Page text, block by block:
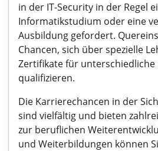
in der IT-Security in der Regel
Informatikstudium oder eine
Ausbildung gefordert.
Chancen, sich über spezielle
Zertifikate für unterschiedliche
qualifizieren.
Die Karrierechancen in der
sind vielfältig und bieten
zur beruflichen
und Weiterbildungen können